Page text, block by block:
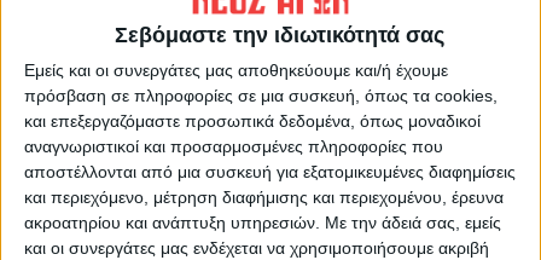
Σεβόμαστε την ιδιωτικότητά σας
Εμείς και οι συνεργάτες μας αποθηκεύουμε και/ή έχουμε
πρόσβαση σε πληροφορίες σε μια συσκευή, όπως τα cookies,
και επεξεργαζόμαστε προσωπικά δεδομένα, όπως μοναδικοί
αναγνωριστικοί και προσαρμοσμένες πληροφορίες που
αποστέλλονται από μια συσκευή για εξατομικευμένες διαφημίσεις
και περιεχόμενο, μέτρηση διαφήμισης και περιεχομένου, έρευνα
ακροατηρίου και ανάπτυξη υπηρεσιών. Με την άδειά σας, εμείς
και οι συνεργάτες μας ενδέχεται να χρησιμοποιήσουμε ακριβή
Σε κάποιους μεμονωμένους ασθενείς για
τους οποίους υπάρχουν άλλοι λόγοι όπως
προϋπάρχουσες υποκείμενες ασθένειες,
είναι συχνά αδύνατο να γνωρίζουμε εάν
κάποιο ανεπιθύμητο συμβάν προκλήθηκε
από το εμβόλιο ή θα συνέβαινε ούτως ή
άλλως.